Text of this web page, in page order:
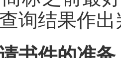
询结果作